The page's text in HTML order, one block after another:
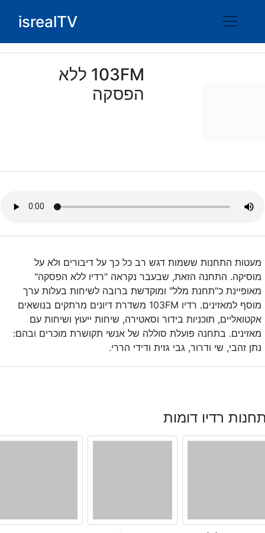
isrealTV
103FM ללא
הפסקה
מעטות התחנות ששמות דגש רב כל כך על דיבורים ולא על
מוסיקה. התחנה הזאת, שבעבר נקראה "רדיו ללא הפסקה"
מאופיינת כ"תחנת מלל" ומוקדשת ברובה לשיחות בעלות ערך
מוסף למאזינים. רדיו 103FM משדרת דיונים מרתקים בנושאים
אקטואליים, תוכניות בידור וסאטירה, שיחות ייעוץ ושיחות עם
מאזינים. בתחנה פועלת סוללה של אנשי תקושרת מוכרים ובהם:
נתן זהבי, שי ודרור, גבי גזית ודידי הררי.
רדיו דומות